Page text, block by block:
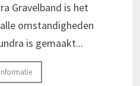
Gravelband is het
omstandigheden
is gemaakt...